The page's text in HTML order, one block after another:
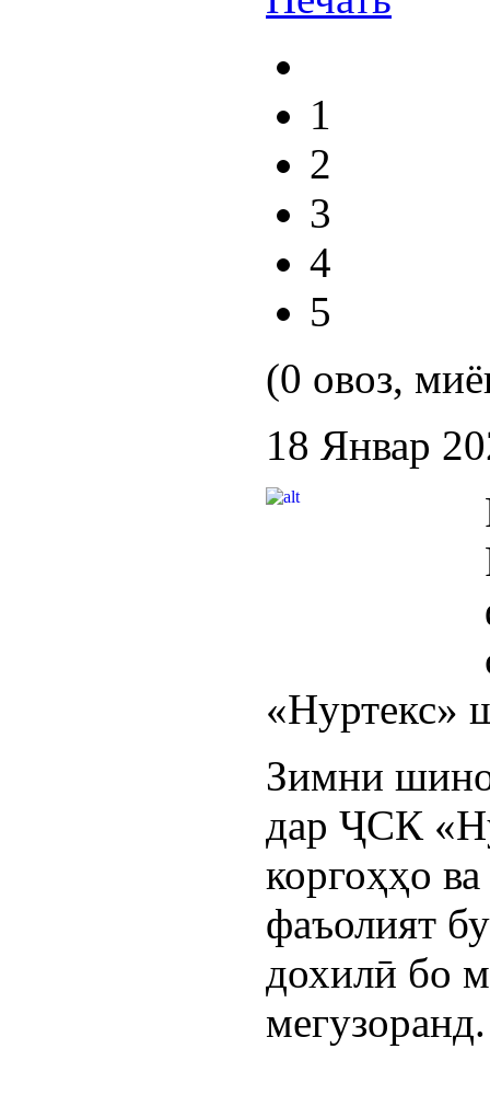
1
2
3
4
5
(0 овоз,
18 Январ
«Нуртекс»
Зимни
дар ҶСК
коргоҳҳо
фаъолият
дохилӣ бо
мегузоранд.